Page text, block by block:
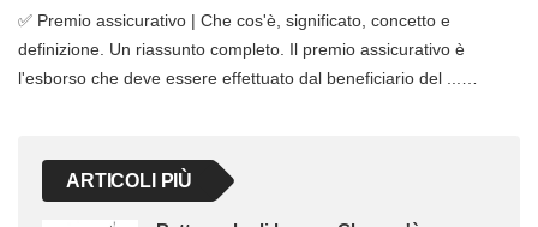
✅ Premio assicurativo | Che cos'è, significato, concetto e
definizione. Un riassunto completo. Il premio assicurativo è
l'esborso che deve essere effettuato dal beneficiario del ...…
ARTICOLI PIÙ